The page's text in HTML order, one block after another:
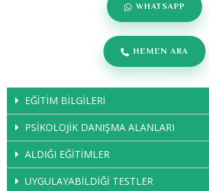
WHATSAPP
HEMEN ARA
EĞİTİM BİLGİLERİ
PSİKOLOJİK DANIŞMA ALANLARI
ALDIĞI EĞİTİMLER
UYGULAYABİLDİĞİ TESTLER